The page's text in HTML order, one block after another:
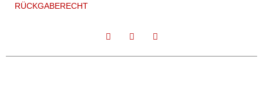
RÜCKGABERECHT